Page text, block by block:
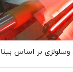
بر اساس